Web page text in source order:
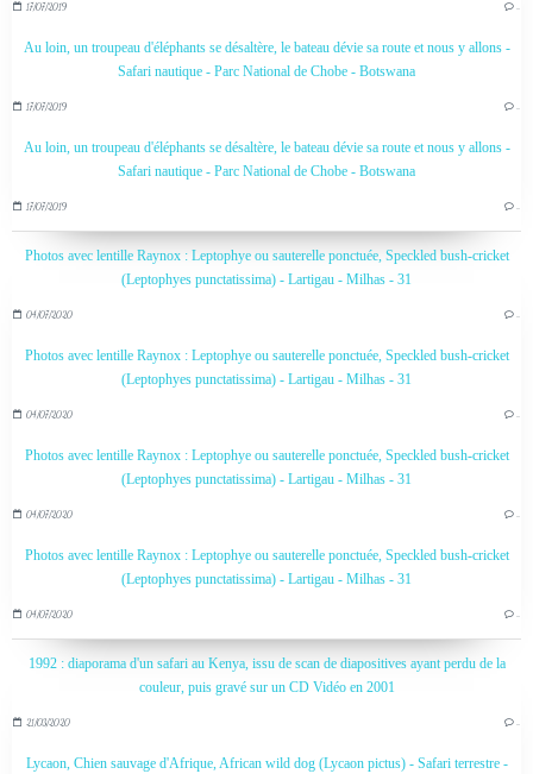
17/07/2019 …
Au loin, un troupeau d'éléphants se désaltère, le bateau dévie sa route et nous y allons -
Safari nautique - Parc National de Chobe - Botswana
17/07/2019 …
Au loin, un troupeau d'éléphants se désaltère, le bateau dévie sa route et nous y allons -
Safari nautique - Parc National de Chobe - Botswana
17/07/2019 …
Photos avec lentille Raynox : Leptophye ou sauterelle ponctuée, Speckled bush-cricket
(Leptophyes punctatissima) - Lartigau - Milhas - 31
04/07/2020 …
Photos avec lentille Raynox : Leptophye ou sauterelle ponctuée, Speckled bush-cricket
(Leptophyes punctatissima) - Lartigau - Milhas - 31
04/07/2020 …
Photos avec lentille Raynox : Leptophye ou sauterelle ponctuée, Speckled bush-cricket
(Leptophyes punctatissima) - Lartigau - Milhas - 31
04/07/2020 …
Photos avec lentille Raynox : Leptophye ou sauterelle ponctuée, Speckled bush-cricket
(Leptophyes punctatissima) - Lartigau - Milhas - 31
04/07/2020 …
1992 : diaporama d'un safari au Kenya, issu de scan de diapositives ayant perdu de la
couleur, puis gravé sur un CD Vidéo en 2001
21/03/2020 …
Lycaon, Chien sauvage d'Afrique, African wild dog (Lycaon pictus) - Safari terrestre -